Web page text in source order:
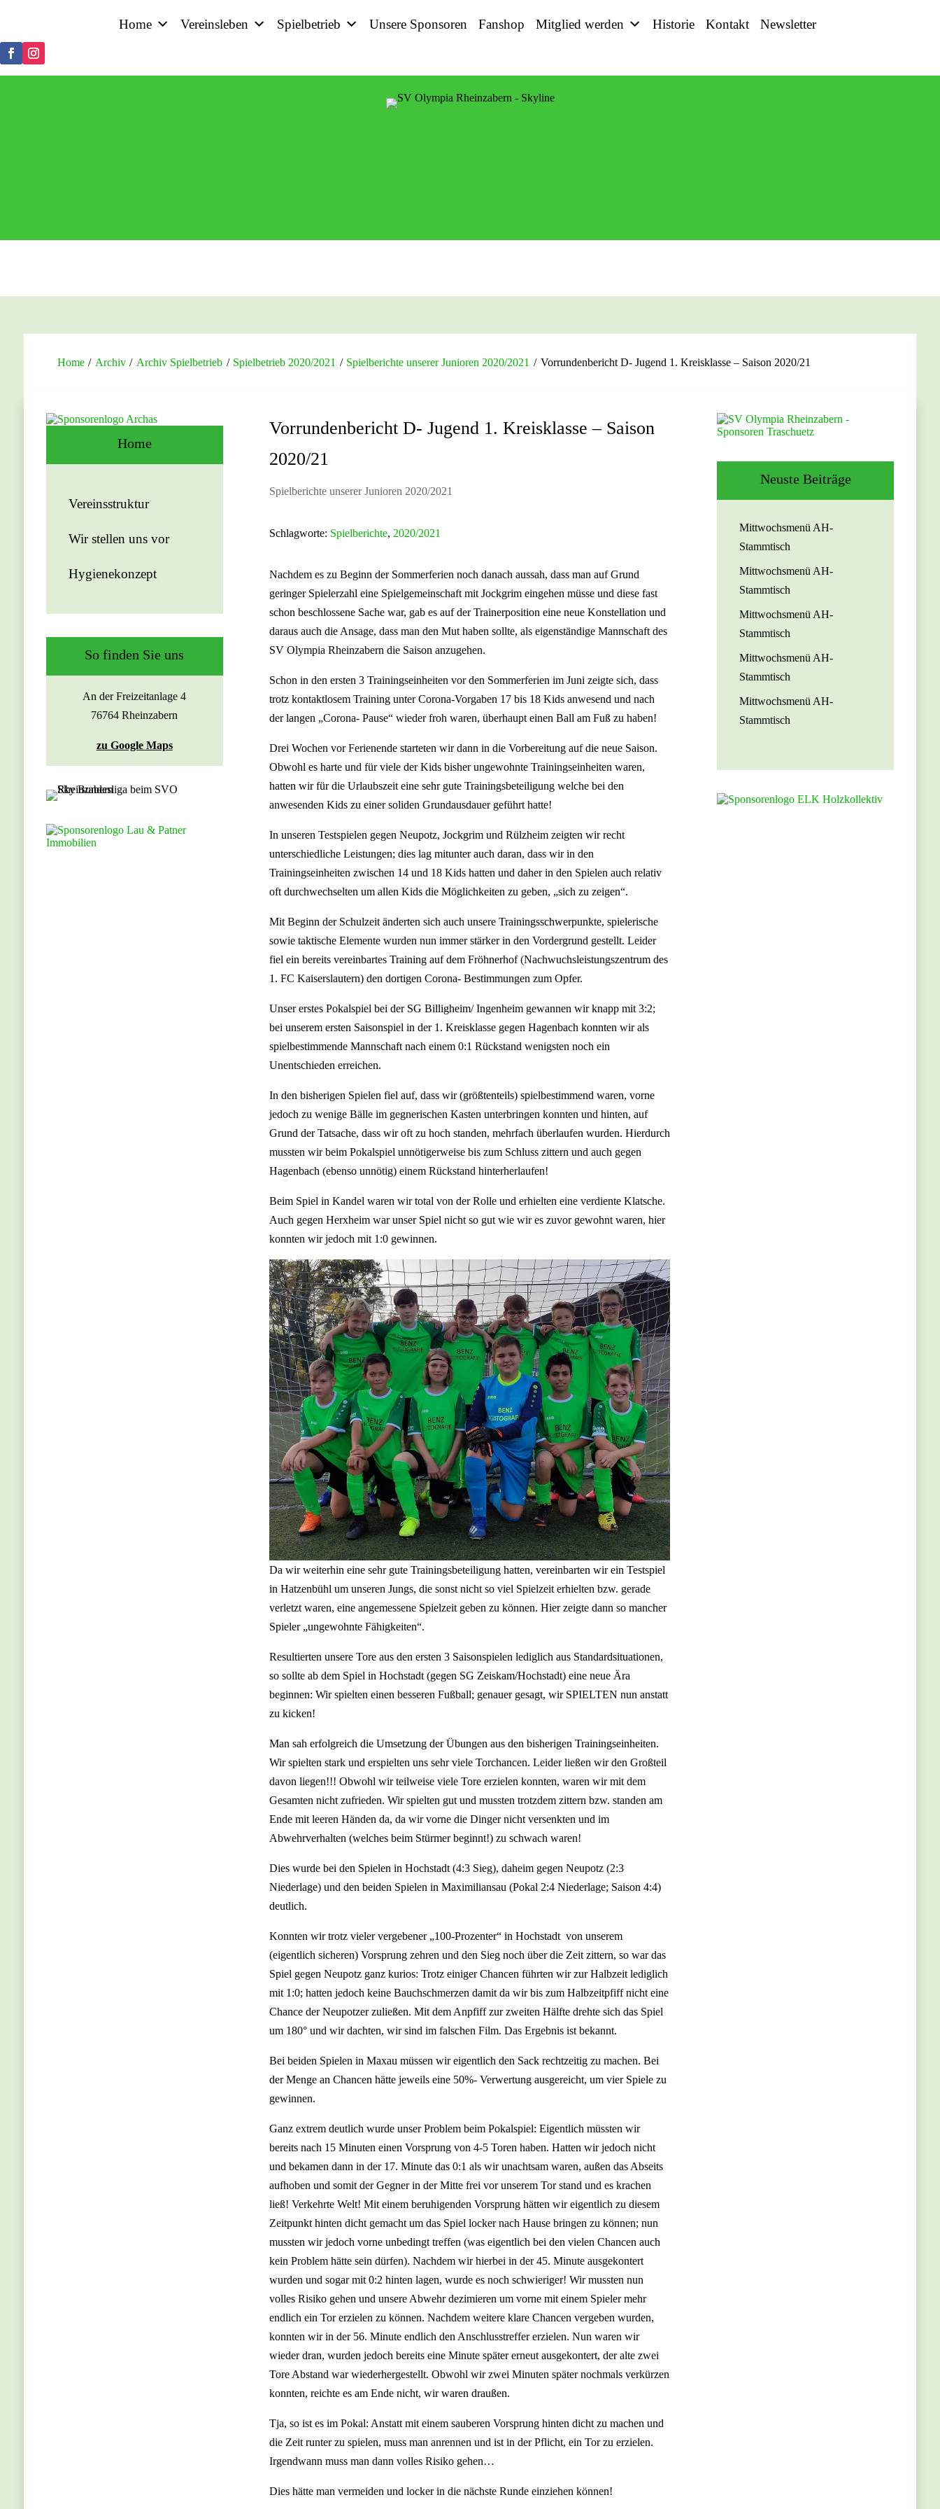
Home Vereinsleben Spielbetrieb Unsere Sponsoren Fanshop Mitglied werden Historie Kontakt Newsletter
Home / Archiv / Archiv Spielbetrieb / Spielbetrieb 2020/2021 / Spielberichte unserer Junioren 2020/2021 / Vorrundenbericht D- Jugend 1. Kreisklasse – Saison 2020/21
Home
Vereinsstruktur
Wir stellen uns vor
Hygienekonzept
So finden Sie uns
An der Freizeitanlage 4
76764 Rheinzabern
zu Google Maps
Vorrundenbericht D- Jugend 1. Kreisklasse – Saison
2020/21
Spielberichte unserer Junioren 2020/2021
Schlagworte: Spielberichte, 2020/2021
Nachdem es zu Beginn der Sommerferien noch danach aussah, dass man auf Grund
geringer Spielerzahl eine Spielgemeinschaft mit Jockgrim eingehen müsse und diese fast
schon beschlossene Sache war, gab es auf der Trainerposition eine neue Konstellation und
daraus auch die Ansage, dass man den Mut haben sollte, als eigenständige Mannschaft des
SV Olympia Rheinzabern die Saison anzugehen.
Schon in den ersten 3 Trainingseinheiten vor den Sommerferien im Juni zeigte sich, dass
trotz kontaktlosem Training unter Corona-Vorgaben 17 bis 18 Kids anwesend und nach
der langen „Corona- Pause“ wieder froh waren, überhaupt einen Ball am Fuß zu haben!
Drei Wochen vor Ferienende starteten wir dann in die Vorbereitung auf die neue Saison.
Obwohl es harte und für viele der Kids bisher ungewohnte Trainingseinheiten waren,
hatten wir für die Urlaubszeit eine sehr gute Trainingsbeteiligung welche bei den
anwesenden Kids zu einer soliden Grundausdauer geführt hatte!
In unseren Testspielen gegen Neupotz, Jockgrim und Rülzheim zeigten wir recht
unterschiedliche Leistungen; dies lag mitunter auch daran, dass wir in den
Trainingseinheiten zwischen 14 und 18 Kids hatten und daher in den Spielen auch relativ
oft durchwechselten um allen Kids die Möglichkeiten zu geben, „sich zu zeigen“.
Mit Beginn der Schulzeit änderten sich auch unsere Trainingsschwerpunkte, spielerische
sowie taktische Elemente wurden nun immer stärker in den Vordergrund gestellt. Leider
fiel ein bereits vereinbartes Training auf dem Fröhnerhof (Nachwuchsleistungszentrum des
1. FC Kaiserslautern) den dortigen Corona- Bestimmungen zum Opfer.
Unser erstes Pokalspiel bei der SG Billigheim/ Ingenheim gewannen wir knapp mit 3:2;
bei unserem ersten Saisonspiel in der 1. Kreisklasse gegen Hagenbach konnten wir als
spielbestimmende Mannschaft nach einem 0:1 Rückstand wenigsten noch ein
Unentschieden erreichen.
In den bisherigen Spielen fiel auf, dass wir (größtenteils) spielbestimmend waren, vorne
jedoch zu wenige Bälle im gegnerischen Kasten unterbringen konnten und hinten, auf
Grund der Tatsache, dass wir oft zu hoch standen, mehrfach überlaufen wurden. Hierdurch
mussten wir beim Pokalspiel unnötigerweise bis zum Schluss zittern und auch gegen
Hagenbach (ebenso unnötig) einem Rückstand hinterherlaufen!
Beim Spiel in Kandel waren wir total von der Rolle und erhielten eine verdiente Klatsche.
Auch gegen Herxheim war unser Spiel nicht so gut wie wir es zuvor gewohnt waren, hier
konnten wir jedoch mit 1:0 gewinnen.
Da wir weiterhin eine sehr gute Trainingsbeteiligung hatten, vereinbarten wir ein Testspiel
in Hatzenbühl um unseren Jungs, die sonst nicht so viel Spielzeit erhielten bzw. gerade
verletzt waren, eine angemessene Spielzeit geben zu können. Hier zeigte dann so mancher
Spieler „ungewohnte Fähigkeiten“.
Resultierten unsere Tore aus den ersten 3 Saisonspielen lediglich aus Standardsituationen,
so sollte ab dem Spiel in Hochstadt (gegen SG Zeiskam/Hochstadt) eine neue Ära
beginnen: Wir spielten einen besseren Fußball; genauer gesagt, wir SPIELTEN nun anstatt
zu kicken!
Man sah erfolgreich die Umsetzung der Übungen aus den bisherigen Trainingseinheiten.
Wir spielten stark und erspielten uns sehr viele Torchancen. Leider ließen wir den Großteil
davon liegen!!! Obwohl wir teilweise viele Tore erzielen konnten, waren wir mit dem
Gesamten nicht zufrieden. Wir spielten gut und mussten trotzdem zittern bzw. standen am
Ende mit leeren Händen da, da wir vorne die Dinger nicht versenkten und im
Abwehrverhalten (welches beim Stürmer beginnt!) zu schwach waren!
Dies wurde bei den Spielen in Hochstadt (4:3 Sieg), daheim gegen Neupotz (2:3
Niederlage) und den beiden Spielen in Maximiliansau (Pokal 2:4 Niederlage; Saison 4:4)
deutlich.
Konnten wir trotz vieler vergebener „100-Prozenter“ in Hochstadt von unserem
(eigentlich sicheren) Vorsprung zehren und den Sieg noch über die Zeit zittern, so war das
Spiel gegen Neupotz ganz kurios: Trotz einiger Chancen führten wir zur Halbzeit lediglich
mit 1:0; hatten jedoch keine Bauchschmerzen damit da wir bis zum Halbzeitpfiff nicht eine
Chance der Neupotzer zuließen. Mit dem Anpfiff zur zweiten Hälfte drehte sich das Spiel
um 180° und wir dachten, wir sind im falschen Film. Das Ergebnis ist bekannt.
Bei beiden Spielen in Maxau müssen wir eigentlich den Sack rechtzeitig zu machen. Bei
der Menge an Chancen hätte jeweils eine 50%- Verwertung ausgereicht, um vier Spiele zu
gewinnen.
Ganz extrem deutlich wurde unser Problem beim Pokalspiel: Eigentlich müssten wir
bereits nach 15 Minuten einen Vorsprung von 4-5 Toren haben. Hatten wir jedoch nicht
und bekamen dann in der 17. Minute das 0:1 als wir unachtsam waren, außen das Abseits
aufhoben und somit der Gegner in der Mitte frei vor unserem Tor stand und es krachen
ließ! Verkehrte Welt! Mit einem beruhigenden Vorsprung hätten wir eigentlich zu diesem
Zeitpunkt hinten dicht gemacht um das Spiel locker nach Hause bringen zu können; nun
mussten wir jedoch vorne unbedingt treffen (was eigentlich bei den vielen Chancen auch
kein Problem hätte sein dürfen). Nachdem wir hierbei in der 45. Minute ausgekontert
wurden und sogar mit 0:2 hinten lagen, wurde es noch schwieriger! Wir mussten nun
volles Risiko gehen und unsere Abwehr dezimieren um vorne mit einem Spieler mehr
endlich ein Tor erzielen zu können. Nachdem weitere klare Chancen vergeben wurden,
konnten wir in der 56. Minute endlich den Anschlusstreffer erzielen. Nun waren wir
wieder dran, wurden jedoch bereits eine Minute später erneut ausgekontert, der alte zwei
Tore Abstand war wiederhergestellt. Obwohl wir zwei Minuten später nochmals verkürzen
konnten, reichte es am Ende nicht, wir waren draußen.
Tja, so ist es im Pokal: Anstatt mit einem sauberen Vorsprung hinten dicht zu machen und
die Zeit runter zu spielen, muss man anrennen und ist in der Pflicht, ein Tor zu erzielen.
Irgendwann muss man dann volles Risiko gehen…
Dies hätte man vermeiden und locker in die nächste Runde einziehen können!
Neuste Beiträge
Mittwochsmenü AH-
Stammtisch
Mittwochsmenü AH-
Stammtisch
Mittwochsmenü AH-
Stammtisch
Mittwochsmenü AH-
Stammtisch
Mittwochsmenü AH-
Stammtisch